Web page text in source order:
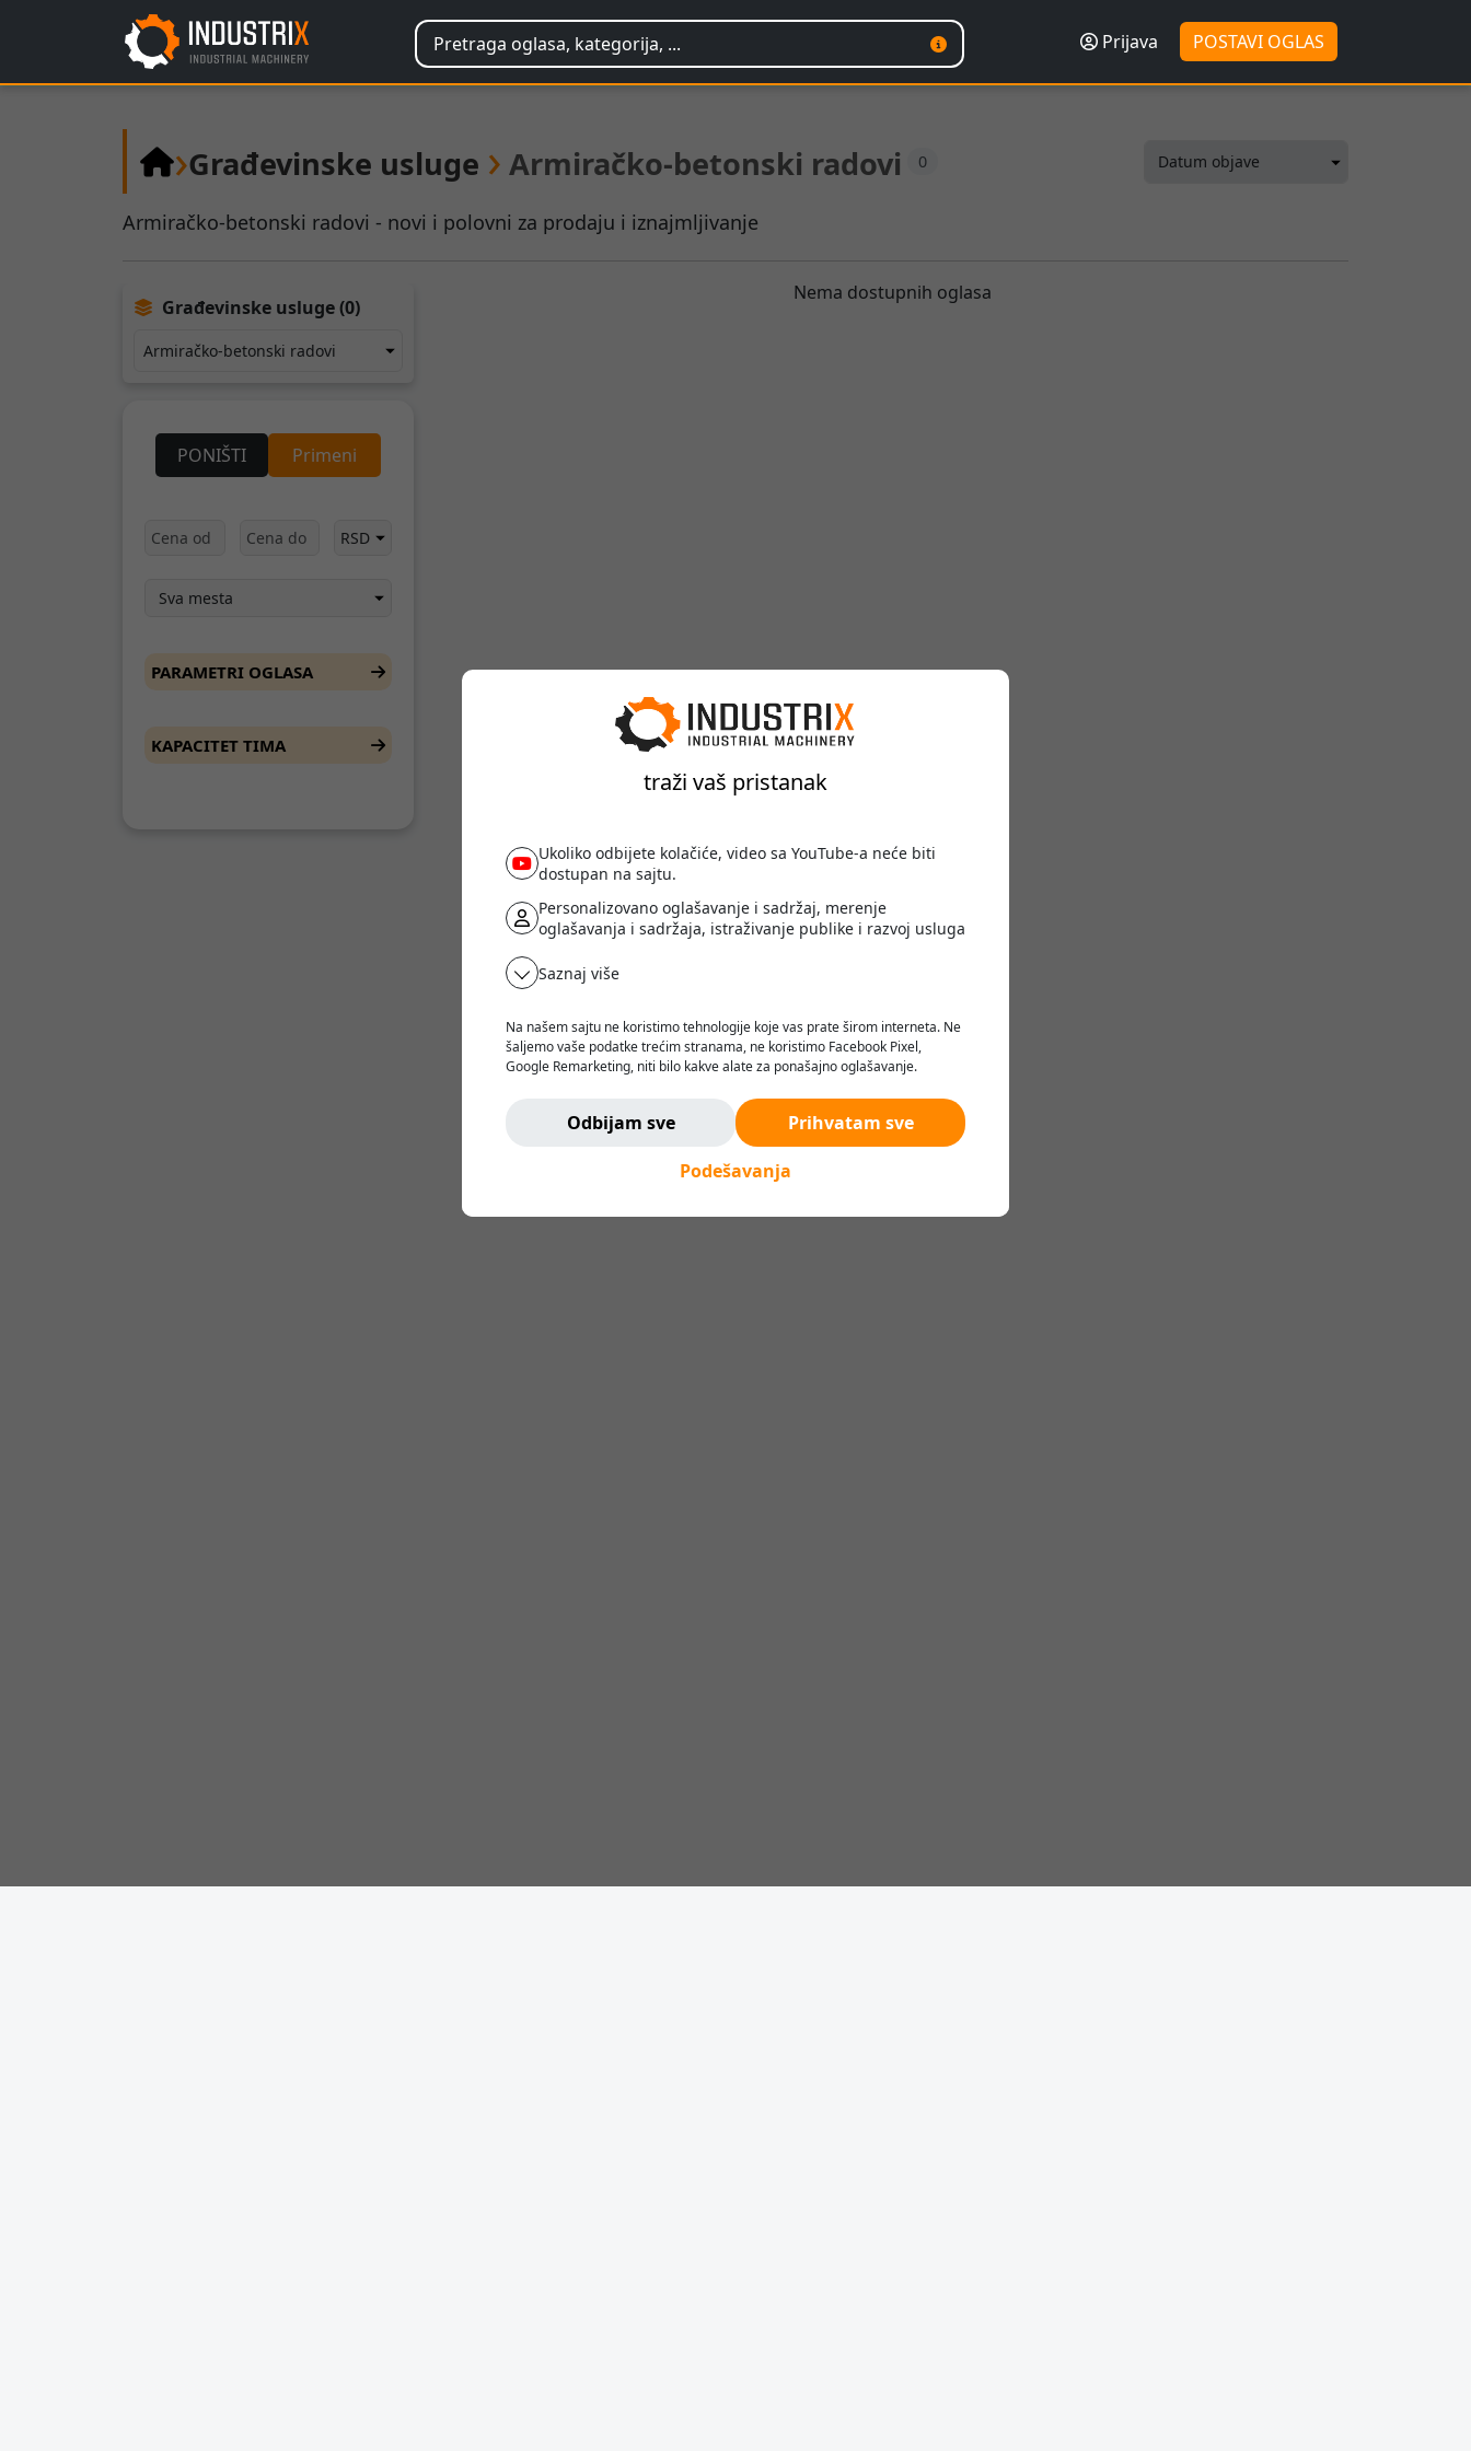
Prijava POSTAVI OGLAS
traži vaš pristanak
Ukoliko odbijete kolačiće, video sa YouTube-a neće biti
dostupan na sajtu.
Personalizovano oglašavanje i sadržaj, merenje
oglašavanja i sadržaja, istraživanje publike i razvoj usluga
Saznaj više
Na našem sajtu ne koristimo tehnologije koje vas prate širom interneta. Ne
šaljemo vaše podatke trećim stranama, ne koristimo Facebook Pixel,
Google Remarketing, niti bilo kakve alate za ponašajno oglašavanje.
odlučuje - bez pritiska, manipulacije ili nadzora.
Ne pratimo vas. Ovde ste bezbedni.
Odbijam sve
Prihvatam sve
Podešavanja
›Građevinske usluge › Armiračko-betonski radovi 0
Armiračko-betonski radovi - novi i polovni za prodaju i iznajmljivanje
Građevinske usluge (0)
PONIŠTI Primeni
PARAMETRI OGLASA
KAPACITET TIMA
Nema dostupnih oglasa